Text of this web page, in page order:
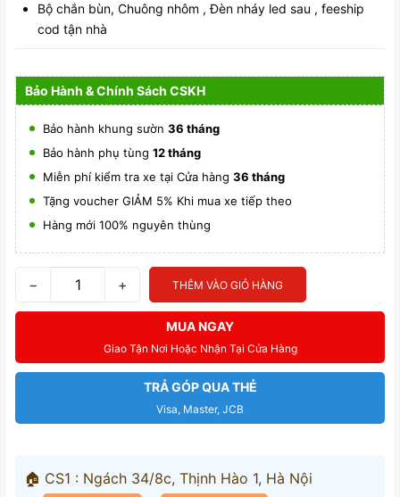
Bộ chắn bùn, Chuông nhôm , Đèn nháy led sau , feeship
cod tận nhà
Bảo Hành & Chính Sách CSKH
Bảo hành khung sườn 36 tháng
Bảo hành phụ tùng 12 tháng
Miễn phí kiểm tra xe tại Cửa hàng 36 tháng
Tặng voucher GIẢM 5% Khi mua xe tiếp theo
Hàng mới 100% nguyên thùng
− + THÊM VÀO GIỎ HÀNG
MUA NGAY
Giao Tận Nơi Hoặc Nhận Tại Cửa Hàng
TRẢ GÓP QUA THẺ
Visa, Master, JCB
🏠 CS1 : Ngách 34/8c, Thịnh Hào 1, Hà Nội